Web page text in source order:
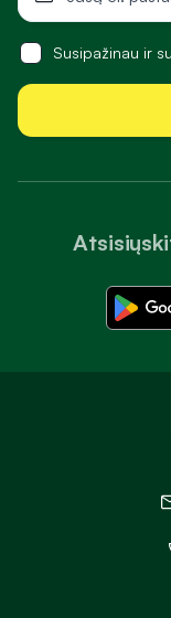
Susipažinau ir